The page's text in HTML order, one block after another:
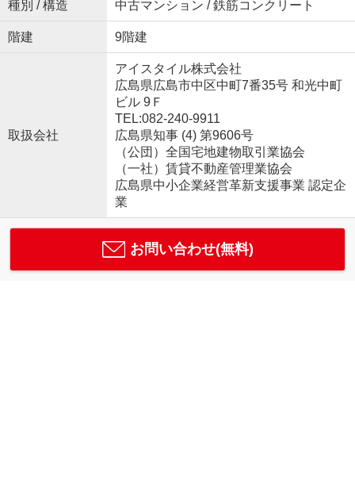
種別 / 構造 中古マンション / 鉄筋コンクリート
階建 9階建
取扱会社
アイスタイル株式会社
広島県広島市中区中町7番35号 和光中町
ビル 9Ｆ
TEL:082-240-9911
広島県知事 (4) 第9606号
（公団）全国宅地建物取引業協会
（一社）賃貸不動産管理業協会
広島県中小企業経営革新支援事業 認定企
業
お問い合わせ(無料)